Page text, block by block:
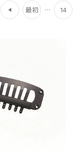
最初
前
14